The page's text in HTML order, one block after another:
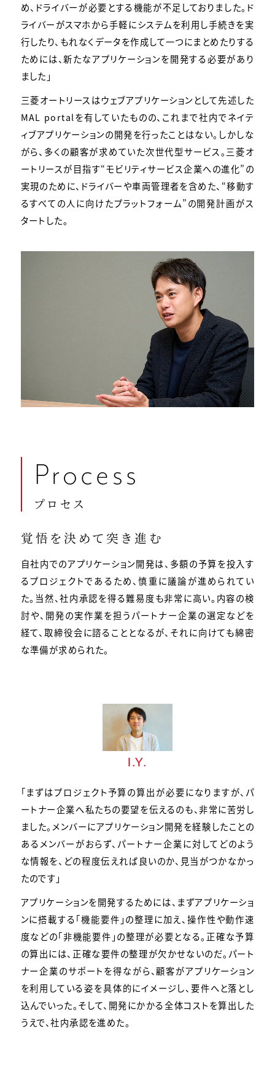
め、ドライバーが必要とする機能が不足しておりました。ド
ライバーがスマホから手軽にシステムを利用し手続きを実
行したり、もれなくデータを作成して一つにまとめたりする
ためには、新たなアプリケーションを開発する必要があり
ました」
三菱オートリースはウェブアプリケーションとして先述した
MAL portalを有していたものの、これまで社内でネイテ
ィブアプリケーションの開発を行ったことはない。しかしな
がら、多くの顧客が求めていた次世代型サービス。三菱オ
ートリースが目指す“モビリティサービス企業への進化”の
実現のために、ドライバーや車両管理者を含めた、“移動す
るすべての人に向けたプラットフォーム”の開発計画がス
タートした。
Process
プロセス
覚悟を決めて突き進む
自社内でのアプリケーション開発は、多額の予算を投入す
るプロジェクトであるため、慎重に議論が進められてい
た。当然、社内承認を得る難易度も非常に高い。内容の検
討や、開発の実作業を担うパートナー企業の選定などを
経て、取締役会に諮ることとなるが、それに向けても綿密
な準備が求められた。
I.Y.
「まずはプロジェクト予算の算出が必要になりますが、パ
ートナー企業へ私たちの要望を伝えるのも、非常に苦労し
ました。メンバーにアプリケーション開発を経験したことの
あるメンバーがおらず、パートナー企業に対してどのよう
な情報を、どの程度伝えれば良いのか、見当がつかなかっ
たのです」
アプリケーションを開発するためには、まずアプリケーショ
ンに搭載する「機能要件」の整理に加え、操作性や動作速
度などの「非機能要件」の整理が必要となる。正確な予算
の算出には、正確な要件の整理が欠かせないのだ。パート
ナー企業のサポートを得ながら、顧客がアプリケーション
を利用している姿を具体的にイメージし、要件へと落とし
込んでいった。そして、開発にかかる全体コストを算出した
うえで、社内承認を進めた。